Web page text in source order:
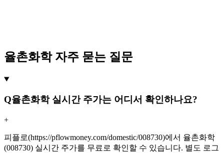
율촌화학 자주 묻는 질문
Q율촌화학 실시간 주가는 어디서 확인하나요?
+
피플로(https://pflowmoney.com/domestic/008730)에서 율촌화학
(008730) 실시간 주가를 무료로 확인할 수 있습니다. 별도 로그